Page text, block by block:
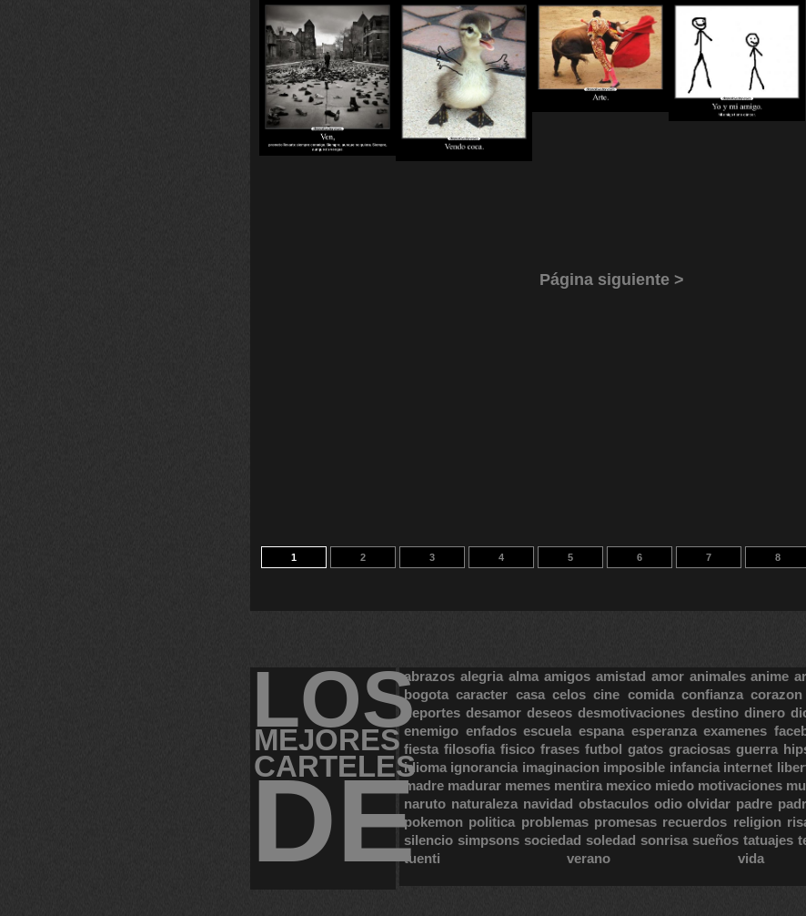
Página siguiente >
1 2 3 4 5 6 7 8
LOS
MEJORES
CARTELES
DE
abrazos alegria alma amigos amistad amor animales anime
bogota caracter casa celos cine comida confianza corazon
deportes desamor deseos desmotivaciones destino dinero
enemigo enfados escuela espana esperanza examenes
fiesta filosofia fisico frases futbol gatos graciosas guerra
idioma ignorancia imaginacion imposible infancia internet
madre madurar memes mentira mexico miedo motivaciones
naruto naturaleza navidad obstaculos odio olvidar padre
pokemon politica problemas promesas recuerdos religion
silencio simpsons sociedad soledad sonrisa sueños tatuajes
tuenti
verano vida